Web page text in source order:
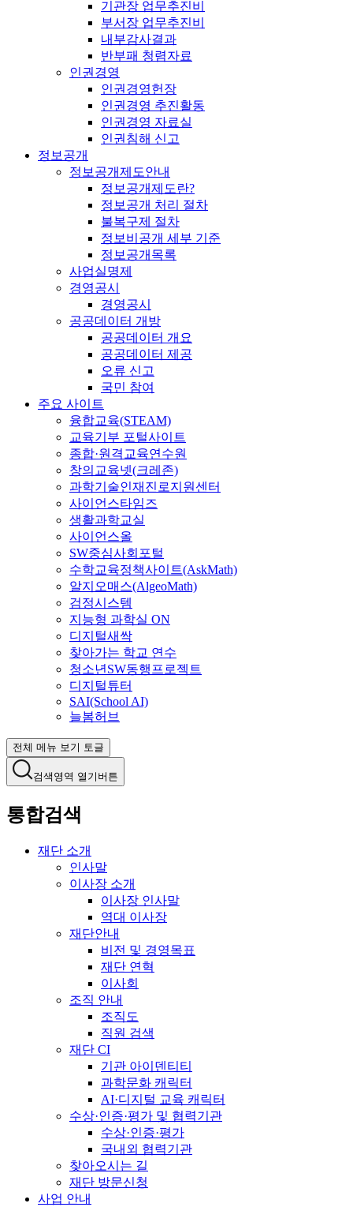
기관장 업무추진비
부서장 업무추진비
내부감사결과
반부패 청렴자료
인권경영
인권경영헌장
인권경영 추진활동
인권경영 자료실
인권침해 신고
정보공개
정보공개제도안내
정보공개제도란?
정보공개 처리 절차
불복구제 절차
정보비공개 세부 기준
정보공개목록
사업실명제
경영공시
경영공시
공공데이터 개방
공공데이터 개요
공공데이터 제공
오류 신고
국민 참여
주요 사이트
융합교육(STEAM)
교육기부 포털사이트
종합·원격교육연수원
창의교육넷(크레존)
과학기술인재진로지원센터
사이언스타임즈
생활과학교실
사이언스올
SW중심사회포털
수학교육정책사이트(AskMath)
알지오매스(AlgeoMath)
검정시스템
지능형 과학실 ON
디지털새싹
찾아가는 학교 연수
청소년SW동행프로젝트
디지털튜터
SAI(School AI)
늘봄허브
전체 메뉴 보기 토글
검색영역 열기버튼
통합검색
재단 소개
인사말
이사장 소개
이사장 인사말
역대 이사장
재단안내
비전 및 경영목표
재단 연혁
이사회
조직 안내
조직도
직원 검색
재단 CI
기관 아이덴티티
과학문화 캐릭터
AI·디지털 교육 캐릭터
수상·인증·평가 및 협력기관
수상·인증·평가
국내외 협력기관
찾아오시는 길
재단 방문신청
사업 안내